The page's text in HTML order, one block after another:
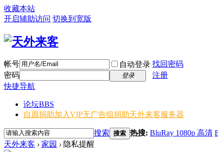
收藏本站
开启辅助访问 切换到宽版
帐号 自动登录 找回密码
密码
登录
注册
快捷导航
论坛BBS
自愿捐助加入VIP无广告组捐助天外来客服务器
搜索 搜索 热搜: BluRay 1080p 高清
天外来客 › 家园 › 隐私提醒